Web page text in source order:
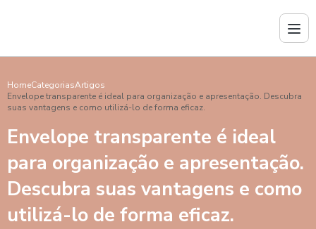
HomeCategoriasArtigos
Envelope transparente é ideal para organização e apresentação. Descubra
suas vantagens e como utilizá-lo de forma eficaz.
Envelope transparente é ideal
para organização e apresentação.
Descubra suas vantagens e como
utilizá-lo de forma eficaz.